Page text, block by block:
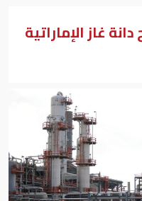
غاز الإماراتية